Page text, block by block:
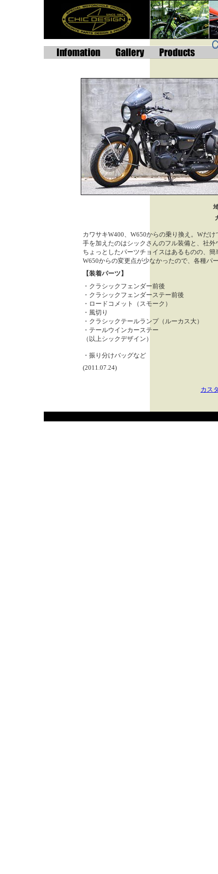
カワサキW400、W650からの乗り換え。Wだ
手を加えたのはシックさんのフル装備と、社外
ちょっとしたパーツチョイスはあるものの、
W650からの変更点が少なかったので、各種パ
【装着パーツ】
・クラシックフェンダー前後
・クラシックフェンダーステー前後
・ロードコメット（スモーク）
・風切り
・クラシックテールランプ（ルーカス大）
・テールウインカーステー
（以上シックデザイン）
・振り分けバッグなど
(2011.07.24)
カス